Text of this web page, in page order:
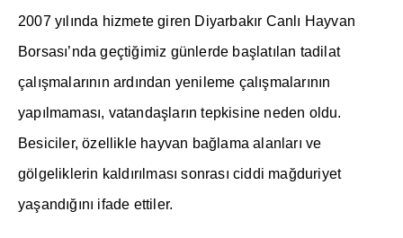
2007 yı ında hizmete giren Diyarbakır Canl ı Hayvan
Borsası’nda geçtiğimiz günlerde baş latı lan tadilat
çal ışmalarının ard ından yenileme çal ışmalarının
yapı lmaması, vatandaş ların tepkisine neden oldu.
Besiciler, özellikle hayvan bağ lama alanları ve
gölgeliklerin kald ırı lması sonrası ciddi mağduriyet
yaşandığını ifade ettiler.